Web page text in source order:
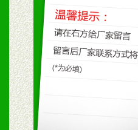
保产品顺利
4、根据市
购支持。
五、退换货